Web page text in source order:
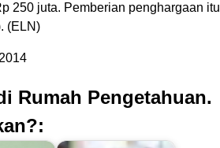
250 juta. Pemberian penghargaan itu
(ELN)
Rumah Pengetahuan.